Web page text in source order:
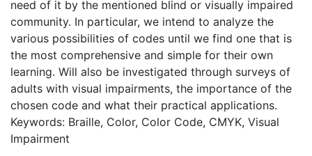
need of it by the mentioned blind or visually impaired
community. In particular, we intend to analyze the
various possibilities of codes until we find one that is
the most comprehensive and simple for their own
learning. Will also be investigated through surveys of
adults with visual impairments, the importance of the
chosen code and what their practical applications.
Keywords: Braille, Color, Color Code, CMYK, Visual
Impairment